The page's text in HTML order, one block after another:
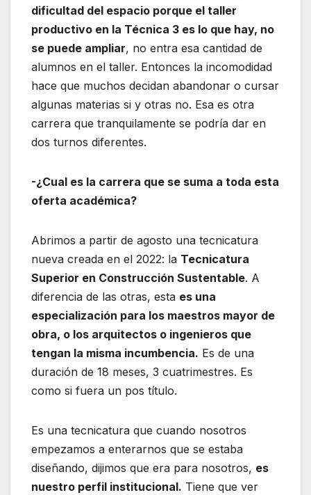
dificultad del espacio porque el taller
productivo en la Técnica 3 es lo que hay, no
se puede ampliar, no entra esa cantidad de
alumnos en el taller. Entonces la incomodidad
hace que muchos decidan abandonar o cursar
algunas materias si y otras no. Esa es otra
carrera que tranquilamente se podría dar en
dos turnos diferentes.
-¿Cual es la carrera que se suma a toda esta
oferta académica?
Abrimos a partir de agosto una tecnicatura
nueva creada en el 2022: la Tecnicatura
Superior en Construcción Sustentable. A
diferencia de las otras, esta es una
especialización para los maestros mayor de
obra, o los arquitectos o ingenieros que
tengan la misma incumbencia. Es de una
duración de 18 meses, 3 cuatrimestres. Es
como si fuera un pos título.
Es una tecnicatura que cuando nosotros
empezamos a enterarnos que se estaba
diseñando, dijimos que era para nosotros, es
nuestro perfil institucional. Tiene que ver